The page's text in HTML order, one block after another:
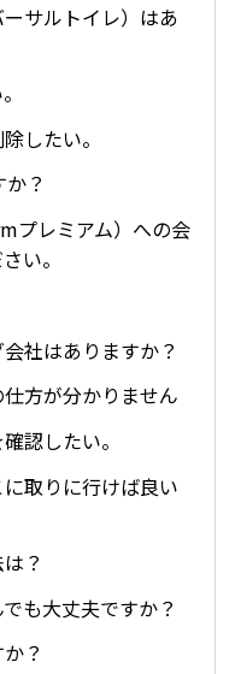
サルトイレ）はあ
したい。
？
プレミアム）への会
い。
社はありますか？
方が分かりません
認したい。
取りに行けば良い
？
も大丈夫ですか？
？